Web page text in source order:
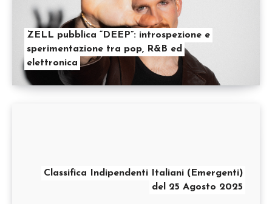
ZELL pubblica “DEEP”: introspezione e
sperimentazione tra pop, R&B ed
elettronica
Classifica Indipendenti Italiani (Emergenti)
del 25 Agosto 2025